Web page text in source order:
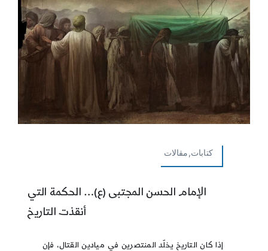
كتابات,مقالات
الإمام الحسن المجتبى (ع)… الحكمة التي
أنقذت التاريخ
إذا كان التاريخ يخلّد المنتصرين في ميادين القتال، فإن